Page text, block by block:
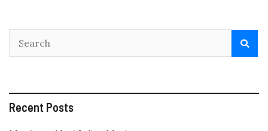
Recent Posts